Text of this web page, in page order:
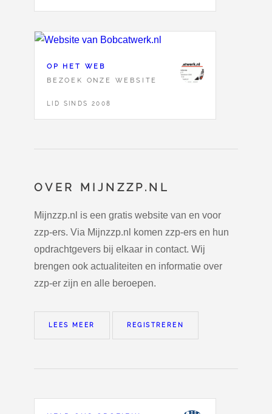
OP HET WEB
BEZOEK ONZE WEBSITE
LID SINDS 2008
OVER MIJNZZP.NL
Mijnzzp.nl is een gratis website van en voor
zzp-ers. Via Mijnzzp.nl komen zzp-ers en hun
opdrachtgevers bij elkaar in contact. Wij
brengen ook actualiteiten en informatie over
zzp-er zijn en alle beroepen.
LEES MEER REGISTREREN